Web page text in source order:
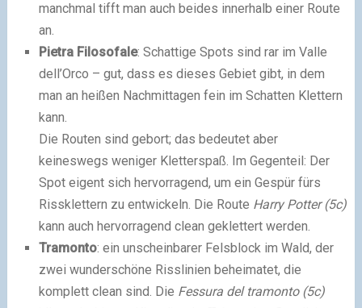
manchmal tifft man auch beides innerhalb einer Route
an.
Pietra Filosofale: Schattige Spots sind rar im Valle
dell’Orco – gut, dass es dieses Gebiet gibt, in dem
man an heißen Nachmittagen fein im Schatten Klettern
kann.
Die Routen sind gebort; das bedeutet aber
keineswegs weniger Kletterspaß. Im Gegenteil: Der
Spot eigent sich hervorragend, um ein Gespür fürs
Rissklettern zu entwickeln. Die Route Harry Potter (5c)
kann auch hervorragend clean geklettert werden.
Tramonto: ein unscheinbarer Felsblock im Wald, der
zwei wunderschöne Risslinien beheimatet, die
komplett clean sind. Die Fessura del tramonto (5c)